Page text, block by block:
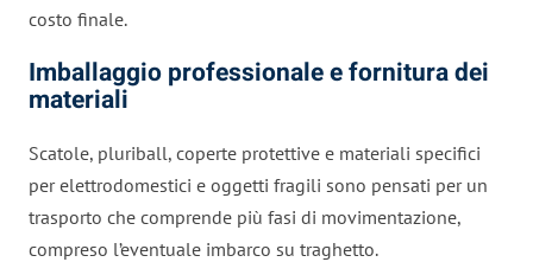
costo finale.
Imballaggio professionale e fornitura dei
materiali
Scatole, pluriball, coperte protettive e materiali specifici
per elettrodomestici e oggetti fragili sono pensati per un
trasporto che comprende più fasi di movimentazione,
compreso l’eventuale imbarco su traghetto.